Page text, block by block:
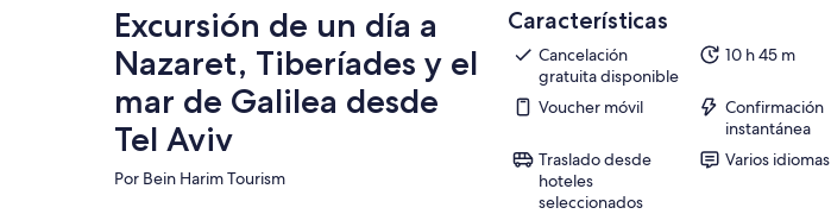
Excursión de un día a
Nazaret, Tiberíades y el
mar de Galilea desde
Tel Aviv
Por Bein Harim Tourism
Características
Cancelación
gratuita disponible
10 h 45 m
Voucher móvil
Confirmación
instantánea
Traslado desde
hoteles
seleccionados
Varios idiomas